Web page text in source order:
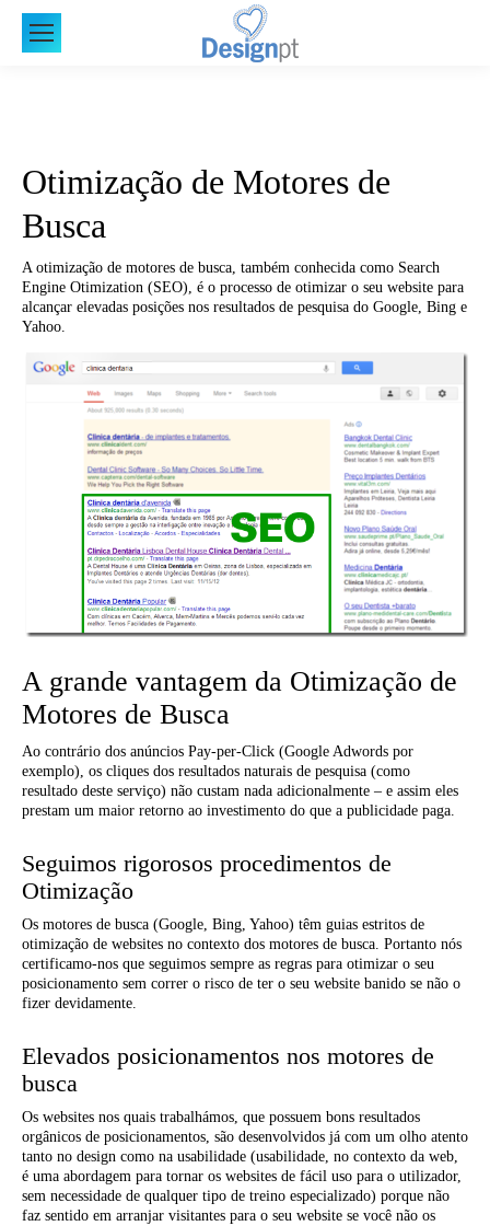
Otimização de Motores de
Busca
A otimização de motores de busca, também conhecida como Search
Engine Otimization (SEO), é o processo de otimizar o seu website para
alcançar elevadas posições nos resultados de pesquisa do Google, Bing e
Yahoo.
A grande vantagem da Otimização de
Motores de Busca
Ao contrário dos anúncios Pay-per-Click (Google Adwords por
exemplo), os cliques dos resultados naturais de pesquisa (como
resultado deste serviço) não custam nada adicionalmente – e assim eles
prestam um maior retorno ao investimento do que a publicidade paga.
Seguimos rigorosos procedimentos de
Otimização
Os motores de busca (Google, Bing, Yahoo) têm guias estritos de
otimização de websites no contexto dos motores de busca. Portanto nós
certificamo-nos que seguimos sempre as regras para otimizar o seu
posicionamento sem correr o risco de ter o seu website banido se não o
fizer devidamente.
Elevados posicionamentos nos motores de
busca
Os websites nos quais trabalhámos, que possuem bons resultados
orgânicos de posicionamentos, são desenvolvidos já com um olho atento
tanto no design como na usabilidade (usabilidade, no contexto da web,
é uma abordagem para tornar os websites de fácil uso para o utilizador,
sem necessidade de qualquer tipo de treino especializado) porque não
faz sentido em arranjar visitantes para o seu website se você não os